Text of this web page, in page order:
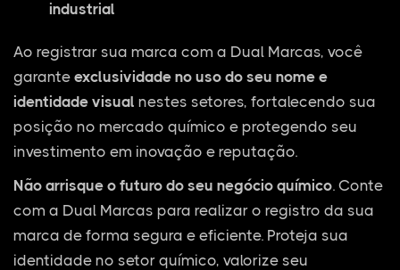
industrial
Ao registrar sua marca com a Dual Marcas, você
garante exclusividade no uso do seu nome e
identidade visual nestes setores, fortalecendo sua
posição no mercado químico e protegendo seu
investimento em inovação e reputação.
Não arrisque o futuro do seu negócio químico. Conte
com a Dual Marcas para realizar o registro da sua
marca de forma segura e eficiente. Proteja sua
identidade no setor químico, valorize seu